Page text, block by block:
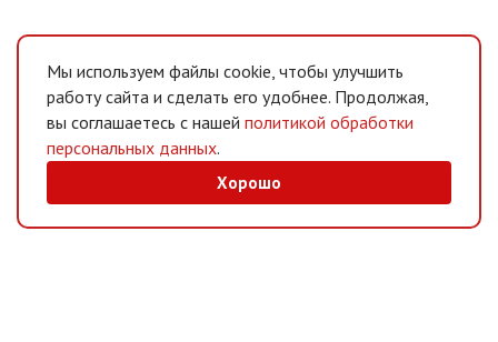
Мы используем файлы cookie, чтобы улучшить
работу сайта и сделать его удобнее. Продолжая,
вы соглашаетесь с нашей политикой обработки
персональных данных.
Хорошо